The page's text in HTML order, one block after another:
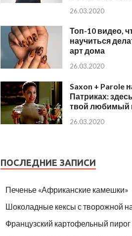
26.03.2020
Топ-10 видео,
научиться
арт дома
26.03.2020
Saxon + Parole
Патриках:
твой любимый
26.03.2020
ПОСЛЕДНИЕ ЗАПИСИ
Печенье «Африканские камешки»
Шоколадные кексы с творожной
Французский картофельный пирог